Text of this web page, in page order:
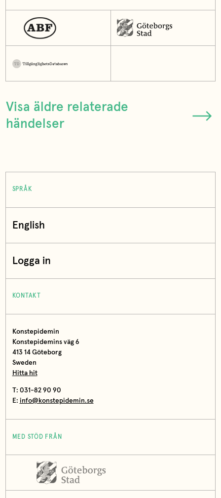
Visa äldre relaterade
händelser
SPRÅK
English
Logga in
KONTAKT
Konstepidemin
Konstepidemins väg 6
413 14 Göteborg
Sweden
Hitta hit
T: 031-82 90 90
E: info@konstepidemin.se
MED STÖD FRÅN